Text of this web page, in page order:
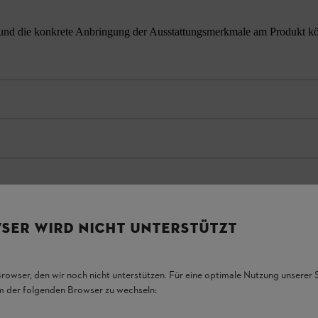
die konkrete Anbringung der Ausstattungsmerkmale am Produkt
WIRD NICHT UNTERSTÜTZT
den wir noch nicht unterstützen. Für eine optimale Nutzung unserer
der folgenden Browser zu wechseln: